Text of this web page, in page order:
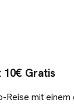
10€ Gratis
mit